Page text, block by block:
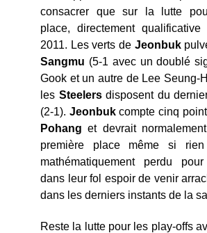
consacrer que sur la lutte
place, directement
2011. Les verts de Jeonbuk
Sangmu (5-1 avec un doublé
Gook et un autre de Lee Seung-
les Steelers disposent du
(2-1). Jeonbukcompte cinq
Pohanget devrait
première place même si rien
mathématiquement perdu
dans leur fol espoir de venir
dans les derniers instants de la
Reste la lutte pour les play-offs